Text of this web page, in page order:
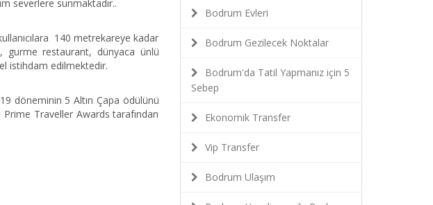
severlere sunmaktadır..
140 metrekareye kadar
gurme restaurant, dünyaca ünlü
istihdam edilmektedir.
döneminin 5 Altın Çapa ödülünü
Traveller Awards tarafından
Bodrum Evleri
Bodrum Gezilecek Noktalar
Bodrum'da Tatil Yapmanız için 5
Sebep
Ekonomik Transfer
Vip Transfer
Bodrum Ulaşım